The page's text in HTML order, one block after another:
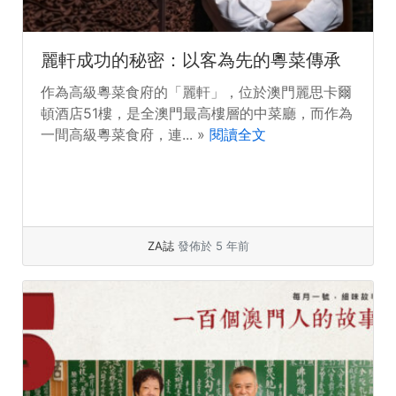
麗軒成功的秘密：以客為先的粵菜傳承
作為高級粵菜食府的「麗軒」，位於澳門麗思卡爾
頓酒店51樓，是全澳門最高樓層的中菜廳，而作為
一間高級粵菜食府，連... » 閱讀全文
ZA誌 發佈於 5 年前